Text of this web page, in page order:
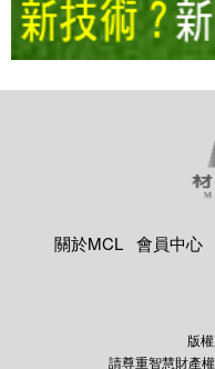
關於MCL 會員中心
版
請尊重智慧財產